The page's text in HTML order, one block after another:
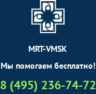
MRT-VMSK
Мы помогаем бесплатно!
8 (495) 236-74-72